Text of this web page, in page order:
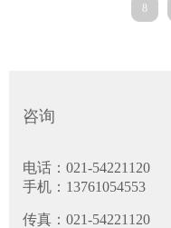
8
咨询
电话：021-54221120
手机：13761054553
传真：021-54221120
校准